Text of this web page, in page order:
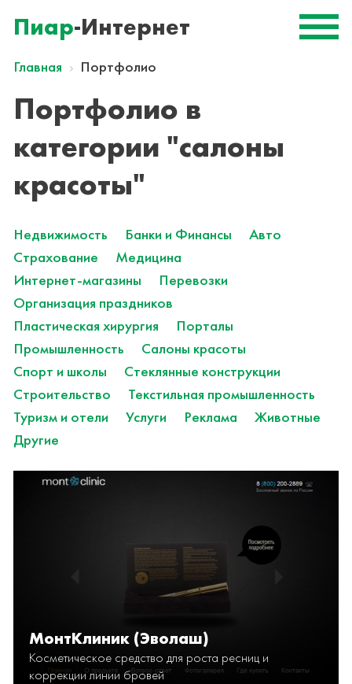
Пиар-Интернет
Главная Портфолио
Портфолио в
категории "салоны
красоты"
Недвижимость Банки и Финансы
Авто
Страхование
Медицина
Интернет-магазины
Перевозки
Организация праздников
Пластическая хирургия
Порталы
Промышленность
Салоны красоты
Спорт и школы
Стеклянные конструкции
Строительство
Текстильная промышленность
Туризм и отели
Услуги Реклама
Животные
Другие
МонтКлиник (Эволаш)
Косметическое средство для роста ресниц и
коррекции линии бровей